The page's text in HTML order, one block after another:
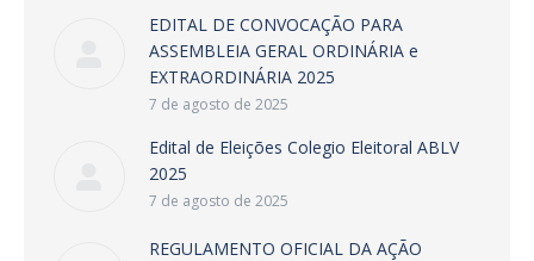
EDITAL DE CONVOCAÇÃO PARA
ASSEMBLEIA GERAL ORDINÁRIA e
EXTRAORDINÁRIA 2025
7 de agosto de 2025
Edital de Eleições Colegio Eleitoral ABLV
2025
7 de agosto de 2025
REGULAMENTO OFICIAL DA AÇÃO